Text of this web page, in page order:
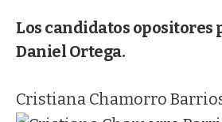
Los candidatos opositores
Daniel Ortega.
Cristiana Chamorro